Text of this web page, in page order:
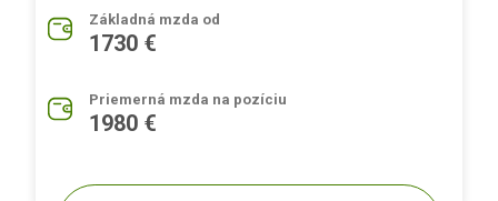
Základná mzda od
1730 €
Priemerná mzda na pozíciu
1980 €